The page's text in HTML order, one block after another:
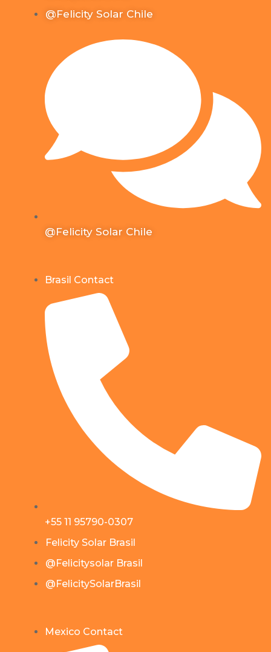
@Felicity Solar Chile
@Felicity Solar Chile
Brasil Contact
+55 11 95790-0307
Felicity Solar Brasil
@Felicitysolar Brasil
@FelicitySolarBrasil
Mexico Contact